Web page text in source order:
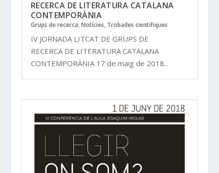
RECERCA DE LITERATURA CATALANA
CONTEMPORÀNIA
Grups de recerca, Notícies, Trobades científiques
IV JORNADA LITCAT DE GRUPS DE
RECERCA DE LITERATURA CATALANA
CONTEMPORÀNIA 17 de maig de 2018...